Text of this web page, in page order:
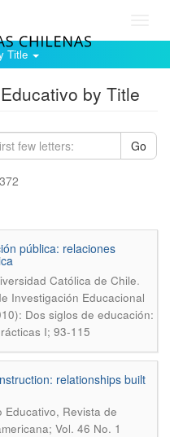
Title
by Title
Go
pública: relaciones
Católica de Chile.
Investigación Educacional
Dos siglos de educación:
I; 93-115
relationships built
Educativo, Revista de
Vol. 46 No. 1